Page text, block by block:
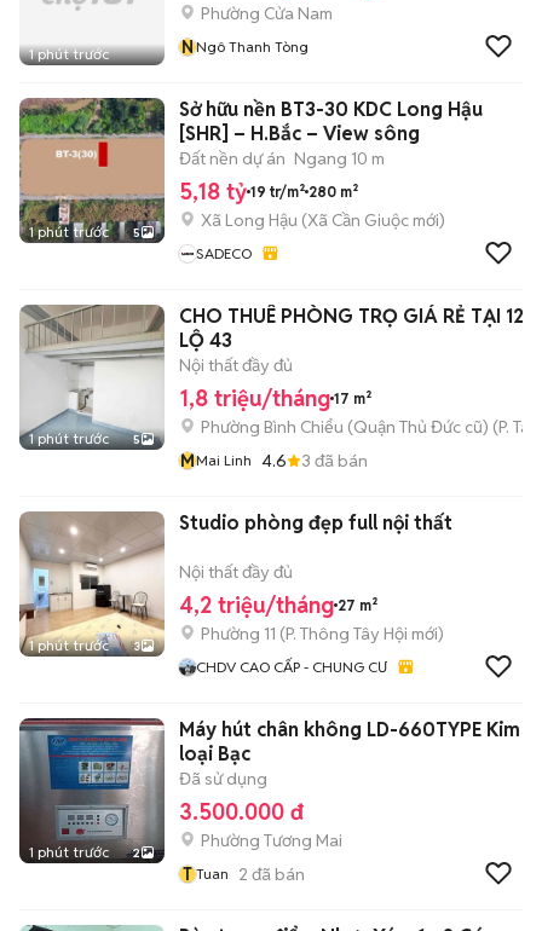
1 phút trước
Phường Cửa Nam
NNgô Thanh Tòng
1 phút trước 5
Sở hữu nền BT3-30 KDC Long Hậu
[SHR] – H.Bắc – View sông
Đất nền dự án Ngang 10 m
5,18 tỷ 19 tr/m² 280 m²
Xã Long Hậu (Xã Cần Giuộc mới)
SADECO
1 phút trước 5
CHO THUÊ PHÒNG TRỌ GIÁ RẺ TẠI
LỘ 43
Nội thất đầy đủ
1,8 triệu/tháng 17 m²
Phường Bình Chiểu (Quận Thủ Đức cũ) (P.
MMai Linh 4.6 3 đã bán
1 phút trước 3
Studio phòng đẹp full nội thất
Nội thất đầy đủ
4,2 triệu/tháng 27 m²
Phường 11 (P. Thông Tây Hội mới)
CHDV CAO CẤP - CHUNG CƯ
1 phút trước 2
Máy hút chân không LD-660TYPE Kim
loại Bạc
Đã sử dụng
3.500.000 đ
Phường Tương Mai
T Tuan 2 đã bán